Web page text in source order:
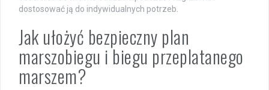
dostosować ją do indywidualnych potrzeb.
Jak ułożyć bezpieczny plan
marszobiegu i biegu przeplatanego
marszem?